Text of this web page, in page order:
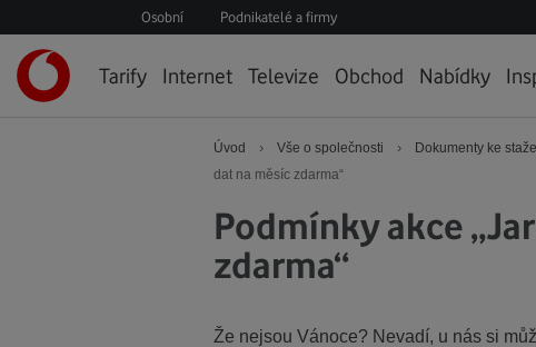
Osobní Podnikatelé a firmy
stránkaTarify Internet Televize Obchod Nabídky
Úvod › Vše o společnosti › Dokumenty ke
dat na měsíc zdarma“
Podmínky akce
zdarma“
Že nejsou Vánoce? Nevadí, u nás si